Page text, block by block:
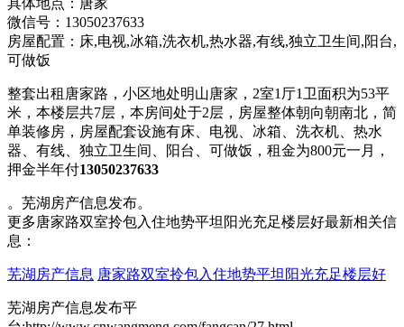
具体地点： 唐家
微信号： 13050237633
房屋配置： 床,电视,冰箱,洗衣机,热水器,有线,独立卫生间,阳台,
可做饭
整套出租唐家路，小区地处明山唐家，2室1厅1卫面积为53平
米，本楼层共7层，本房间处于2层，房屋整体朝向朝南北，简
单装修房，房屋配套设施有床、电视、冰箱、洗衣机、热水
器、有线、独立卫生间、阳台、可做饭，租金为800元一月，
押金半年付13050237633
。芜湖房产信息发布。
更多唐家路双室拎包入住地势平坦阳光充足楼层好最新相关信
息：
芜湖房产信息 唐家路双室拎包入住地势平坦阳光充足楼层好
芜湖房产信息发布平